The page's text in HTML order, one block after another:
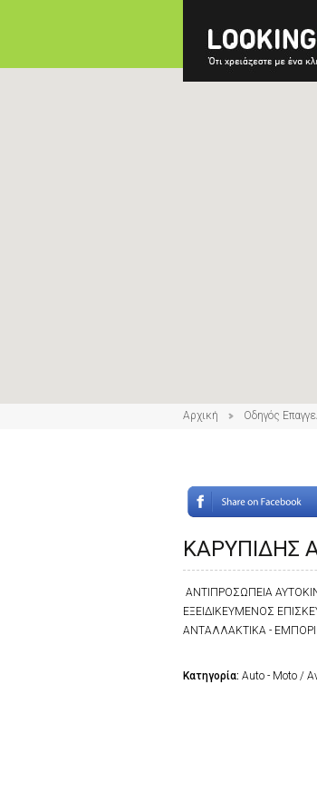
Αρχική Οδηγός
ΚΑΡΥΠΙΔΗΣ
ΑΝΤΙΠΡΟΣΩΠΕΙΑ
ΕΞΕΙΔΙΚΕΥΜΕΝΟΣ
ΑΝΤΑΛΛΑΚΤΙΚΑ -
Κατηγορία: Auto - Moto /